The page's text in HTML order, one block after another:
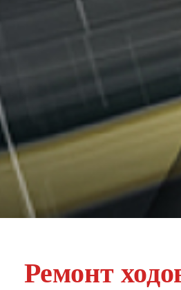
Ремонт